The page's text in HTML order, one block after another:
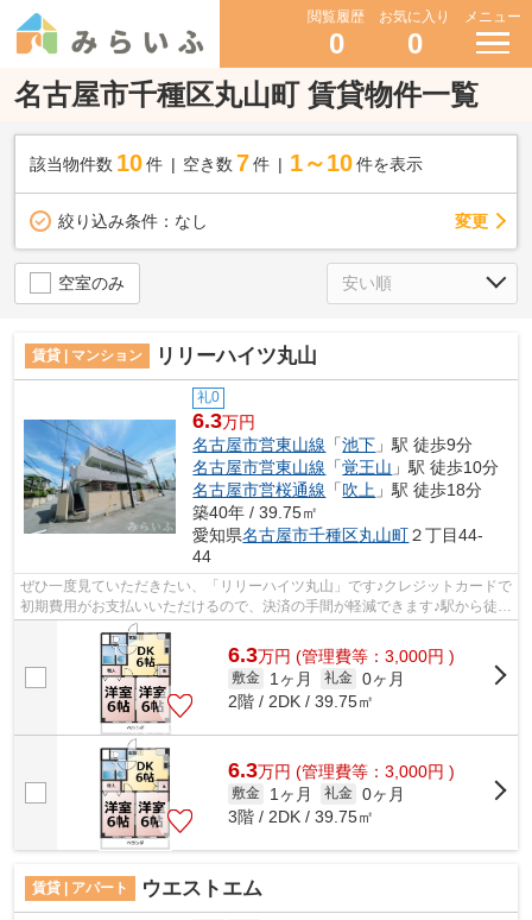
閲覧履歴
0
お気に入り
0
メニュー
名古屋市千種区丸山町 賃貸物件一覧
該当物件数 10件 空き数 7 件 1～10 件を表示
絞り込み条件： なし 変更
空室のみ
賃貸 | マンション リリーハイツ丸山
礼0
6.3万円
名古屋市営東山線 「池下 」駅 徒歩9分
名古屋市営東山線 「覚王山 」駅 徒歩10分
名古屋市営桜通線 「吹上 」駅 徒歩18分
築40年 / 39.75㎡
愛知県名古屋市千種区丸山町２丁目44-
44
ぜひ一度見ていただきたい、「リリーハイツ丸山」です♪クレジットカードで
初期費用がお支払いいただけるので、決済の手間が軽減できます♪駅から徒歩
9分に立地する、魅力的な駅近物件で...
6.3万円 (管理費等：3,000円 )
敷金 1ヶ月 礼金 0ヶ月
2階 / 2DK / 39.75㎡
6.3万円 (管理費等：3,000円 )
敷金 1ヶ月 礼金 0ヶ月
3階 / 2DK / 39.75㎡
賃貸 | アパート ウエストエム